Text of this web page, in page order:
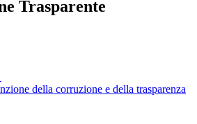
Trasparente
della corruzione e della trasparenza